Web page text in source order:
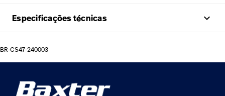
Especificações técnicas keyboard_arrow_up
BR-CS47-240003